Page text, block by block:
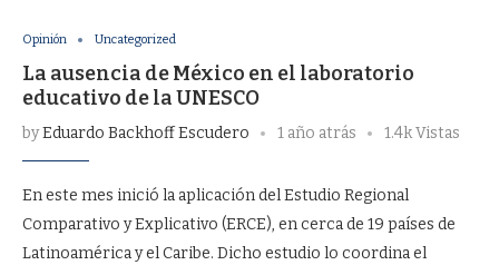
Opinión Uncategorized
La ausencia de México en el laboratorio
educativo de la UNESCO
byEduardo Backhoff Escudero 1 año atrás 1.4k Vistas
En este mes inició la aplicación del Estudio Regional
Comparativo y Explicativo (ERCE), en cerca de 19 países de
Latinoamérica y el Caribe. Dicho estudio lo coordina el